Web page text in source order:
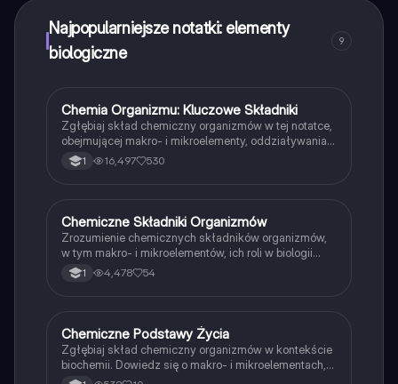
Najpopularniejsze notatki: elementy
biologiczne
9
Biologia
Chemia Organizmu: Kluczowe Składniki
Zgłębiaj skład chemiczny organizmów w tej notatce,
obejmującej makro- i mikroelementy, oddziaływania
chemiczne, rolę wody oraz sole mineralne. Idealna dla
uczniów liceum i technikum na poziomie
1 16,497 530
Biologia
Chemiczne Składniki Organizmów
Zrozumienie chemicznych składników organizmów,
w tym makro- i mikroelementów, ich roli w biologii
oraz właściwości wody. Materiał obejmuje różne typy
wiązań chemicznych, grupy funkcyjne oraz znaczenie
1 4,478 54
Biologia
Chemiczne Podstawy Życia
Zgłębiaj skład chemiczny organizmów w kontekście
biochemii. Dowiedz się o makro- i mikroelementach,
ich roli w funkcjonowaniu komórek oraz znaczeniu